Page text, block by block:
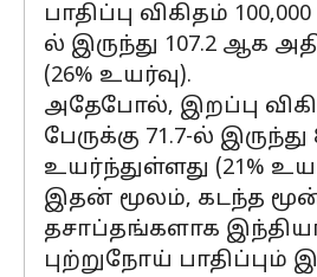
பாதிப்பு விகிதம்
ல் இருந்து 107.2 ஆக
(26% உயர்வு).
அதேபோல், இறப்பு
பேருக்கு 71.7-ல்
உயர்ந்துள்ளது (21%
இதன் மூலம், கடந்த
தசாப்தங்களாக
புற்றுநோய் பாதிப்பும்